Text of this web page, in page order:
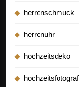
herrenschmuck
herrenuhr
hochzeitsdeko
hochzeitsfotograf